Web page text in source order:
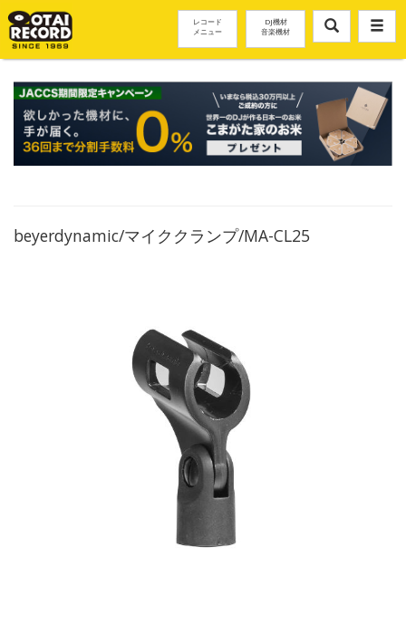
レコード
メニュー
DJ機材
音楽機材
beyerdynamic/マイククランプ/MA-CL25